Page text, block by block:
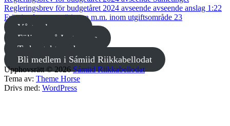
Regleringsbrev för budgetåret 2024 avseende avseende anslag 1:22
Främjande av rennäringen m.m. inom utgiftsområde 23
Vårt valprogram
Följ oss på Instagram
Ta kontakt med oss
Bli medlem i Sámiid Riikkabellodat
Upphovsrätt © 2026 Sámiid Riikkabellodat
Tema av: Theme Horse
Drivs med: WordPress